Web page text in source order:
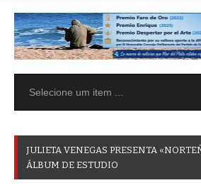
JULIETA VENEGAS PRESENTA «NORTE
ÁLBUM DE ESTUDIO